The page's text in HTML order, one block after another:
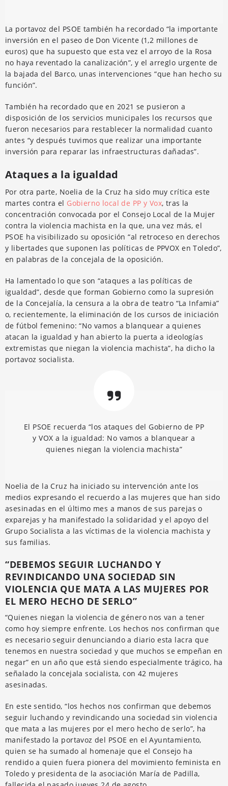
La portavoz del PSOE también ha recordado “la importante
inversión en el paseo de Don Vicente (1,2 millones de
euros) que ha supuesto que esta vez el arroyo de la Rosa
no haya reventado la canalización”, y el arreglo urgente de
la bajada del Barco, unas intervenciones “que han hecho su
función”.
También ha recordado que en 2021 se pusieron a
disposición de los servicios municipales los recursos que
fueron necesarios para restablecer la normalidad cuanto
antes “y después tuvimos que realizar una importante
inversión para reparar las infraestructuras dañadas”.
Ataques a la igualdad
Por otra parte, Noelia de la Cruz ha sido muy crítica este
martes contra el Gobierno local de PP y Vox, tras la
concentración convocada por el Consejo Local de la Mujer
contra la violencia machista en la que, una vez más, el
PSOE ha visibilizado su oposición “al retroceso en derechos
y libertades que suponen las políticas de PPVOX en Toledo”,
en palabras de la concejala de la oposición.
Ha lamentado lo que son “ataques a las políticas de
igualdad”, desde que forman Gobierno como la supresión
de la Concejalía, la censura a la obra de teatro “La Infamia”
o, recientemente, la eliminación de los cursos de iniciación
de fútbol femenino: “No vamos a blanquear a quienes
atacan la igualdad y han abierto la puerta a ideologías
extremistas que niegan la violencia machista”, ha dicho la
portavoz socialista.
El PSOE recuerda “los ataques del Gobierno de PP
y VOX a la igualdad: No vamos a blanquear a
quienes niegan la violencia machista”
Noelia de la Cruz ha iniciado su intervención ante los
medios expresando el recuerdo a las mujeres que han sido
asesinadas en el último mes a manos de sus parejas o
exparejas y ha manifestado la solidaridad y el apoyo del
Grupo Socialista a las víctimas de la violencia machista y
sus familias.
“DEBEMOS SEGUIR LUCHANDO Y
REVINDICANDO UNA SOCIEDAD SIN
VIOLENCIA QUE MATA A LAS MUJERES POR
EL MERO HECHO DE SERLO”
“Quienes niegan la violencia de género nos van a tener
como hoy siempre enfrente. Los hechos nos confirman que
es necesario seguir denunciando a diario esta lacra que
tenemos en nuestra sociedad y que muchos se empeñan en
negar” en un año que está siendo especialmente trágico, ha
señalado la concejala socialista, con 42 mujeres
asesinadas.
En este sentido, “los hechos nos confirman que debemos
seguir luchando y revindicando una sociedad sin violencia
que mata a las mujeres por el mero hecho de serlo”, ha
manifestado la portavoz del PSOE en el Ayuntamiento,
quien se ha sumado al homenaje que el Consejo ha
rendido a quien fuera pionera del movimiento feminista en
Toledo y presidenta de la asociación María de Padilla,